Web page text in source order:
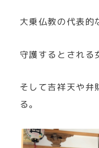
大乗仏教の代表的
守護するとされる
そして吉祥天や弁
る。